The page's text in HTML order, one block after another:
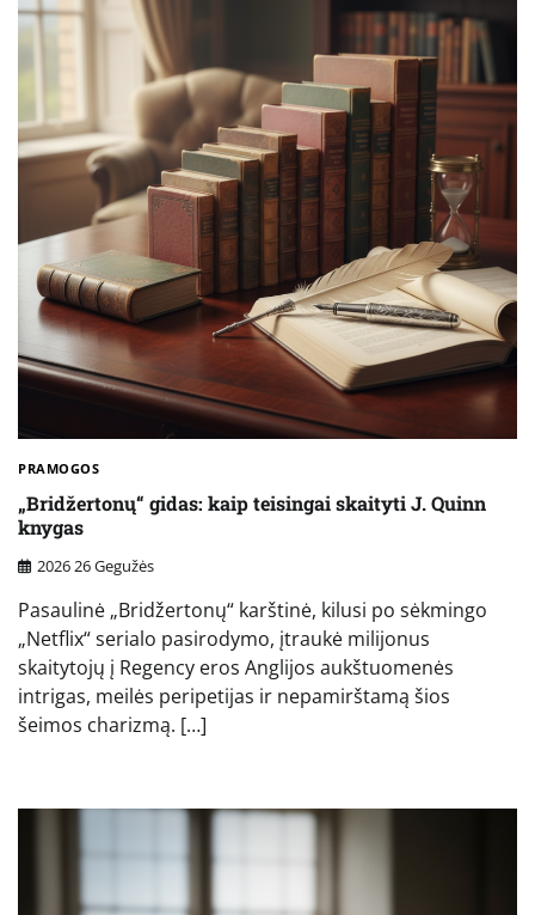
PRAMOGOS
„Bridžertonų“ gidas: kaip teisingai skaityti J. Quinn
knygas
2026 26 Gegužės
Pasaulinė „Bridžertonų“ karštinė, kilusi po sėkmingo
„Netflix“ serialo pasirodymo, įtraukė milijonus
skaitytojų į Regency eros Anglijos aukštuomenės
intrigas, meilės peripetijas ir nepamirštamą šios
šeimos charizmą. […]